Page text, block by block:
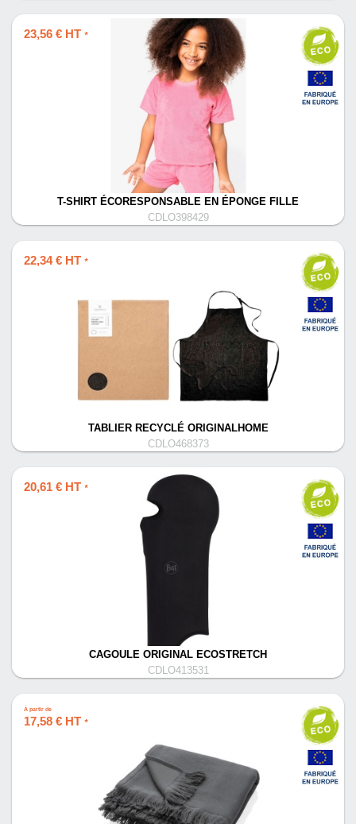
23,56 € HT *
T-SHIRT ÉCORESPONSABLE EN ÉPONGE FILLE
CDLO398429
22,34 € HT *
TABLIER RECYCLÉ ORIGINALHOME
CDLO468373
20,61 € HT *
CAGOULE ORIGINAL ECOSTRETCH
CDLO413531
À partir de
17,58 € HT *